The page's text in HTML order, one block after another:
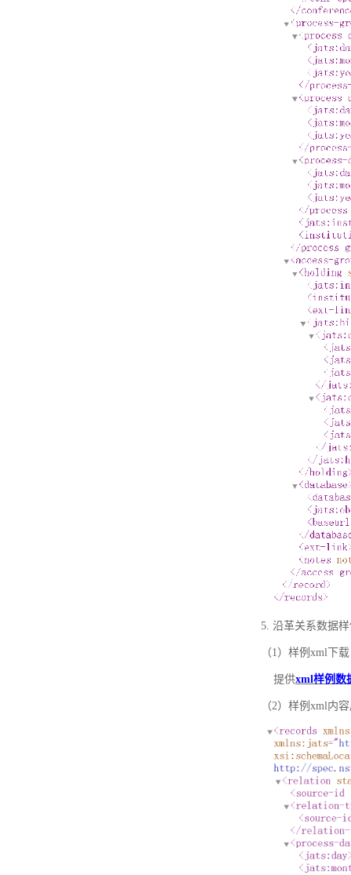
5. 沿革关系数据
（1）样例xml下载
提供xml样例数
（2）样例xml内